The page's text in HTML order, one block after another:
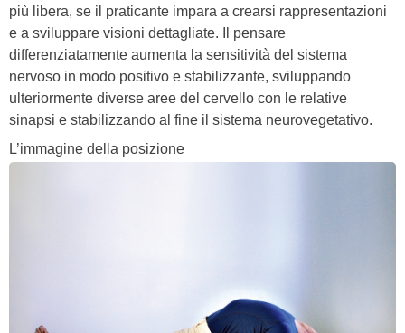
più libera, se il praticante impara a crearsi rappresentazioni
e a sviluppare visioni dettagliate. Il pensare
differenziatamente aumenta la sensitività del sistema
nervoso in modo positivo e stabilizzante, sviluppando
ulteriormente diverse aree del cervello con le relative
sinapsi e stabilizzando al fine il sistema neurovegetativo.
L’immagine della posizione